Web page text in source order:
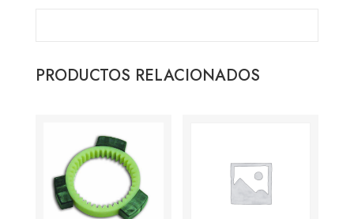
PRODUCTOS RELACIONADOS